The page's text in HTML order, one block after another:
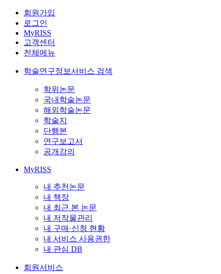
회원가입
로그인
MyRISS
고객센터
전체메뉴
학술연구정보서비스 검색
학위논문
국내학술논문
해외학술논문
학술지
단행본
연구보고서
공개강의
MyRISS
내 추천논문
내 책장
내 최근 본 논문
내 저작물관리
내 구매·신청 현황
내 서비스 사용권한
내 관심 DB
회원서비스